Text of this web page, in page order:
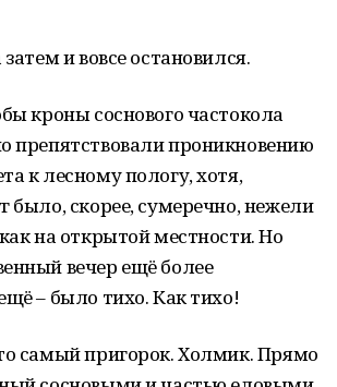
и вовсе остановился.
кроны соснового частокола
препятствовали проникновению
к лесному пологу, хотя,
было, скорее, сумеречно, нежели
на открытой местности. Но
вечер ещё более
– было тихо. Как тихо!
самый пригорок. Холмик. Прямо